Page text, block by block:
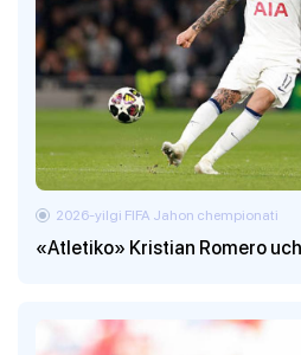
«Atletiko» Kristian Romero
2026-yilgi FIFA Jahon chempionati